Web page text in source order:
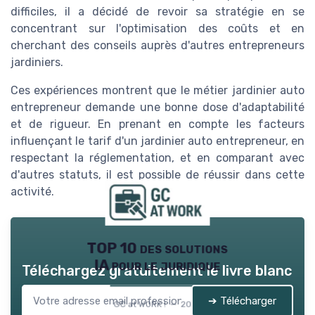
difficiles, il a décidé de revoir sa stratégie en se
concentrant sur l'optimisation des coûts et en
cherchant des conseils auprès d'autres entrepreneurs
jardiniers.
Ces expériences montrent que le métier jardinier auto
entrepreneur demande une bonne dose d'adaptabilité
et de rigueur. En prenant en compte les facteurs
influençant le tarif d'un jardinier auto entrepreneur, en
respectant la réglementation, et en comparant avec
d'autres statuts, il est possible de réussir dans cette
activité.
TOP 10 des solutions
IA pour le juridique
GC at WORK ! — 2026
Téléchargez gratuitement le livre blanc
➔ Télécharger